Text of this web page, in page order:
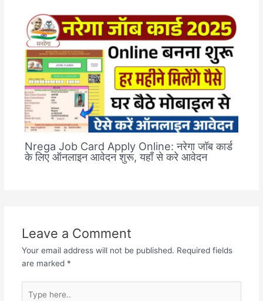
Nrega Job Card Apply Online: नरेगा जॉब कार्ड
के लिए ऑनलाइन आवेदन शुरू, यहाँ से करे आवेदन
Leave a Comment
Your email address will not be published. Required fields
are marked *